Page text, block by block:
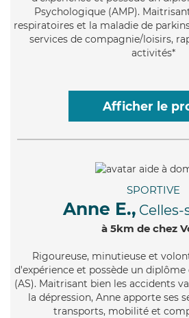
Psychologique (AMP).
respiratoires et la maladie de
services de compagnie/loisirs,
activités*
Afficher le
SPORTIVE
Anne E.,
à 5km de chez
Rigoureuse, minutieuse et
d'expérience et possède un
(AS). Maitrisant bien les accidents
la dépression, Anne apporte ses
transports, mobilité et